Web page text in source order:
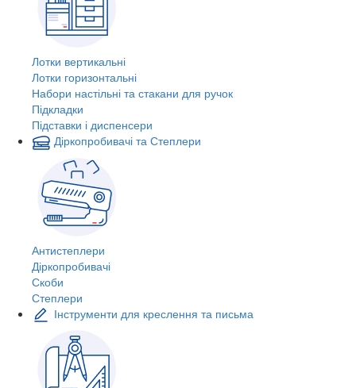
Лотки вертикальні
Лотки горизонтальні
Набори настільні та стакани для ручок
Підкладки
Підставки і диспенсери
Діркопробивачі та Степлери
Антистеплери
Діркопробивачі
Скоби
Степлери
Інструменти для креслення та письма